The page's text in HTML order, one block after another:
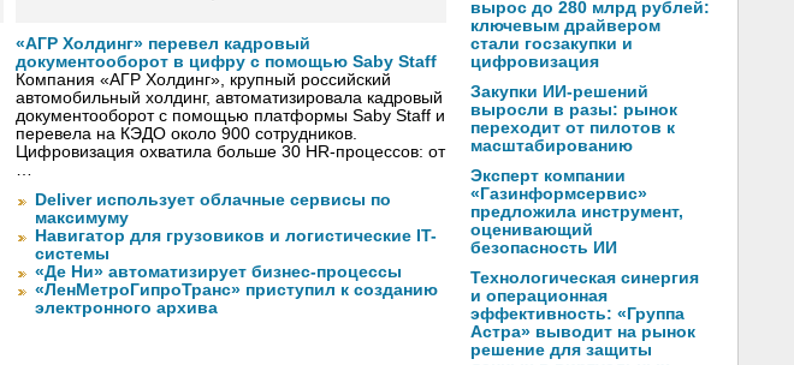
«АГР Холдинг» перевел кадровый
документооборот в цифру с помощью Saby Staff
Компания «АГР Холдинг», крупный российский
автомобильный холдинг, автоматизировала кадровый
документооборот с помощью платформы Saby Staff и
перевела на КЭДО около 900 сотрудников.
Цифровизация охватила больше 30 HR-процессов: от
…
Deliver использует облачные сервисы по
максимуму
Навигатор для грузовиков и логистические IT-
системы
«Де Ни» автоматизирует бизнес-процессы
«ЛенМетроГипроТранс» приступил к созданию
электронного архива
вырос до 280 млрд рублей:
ключевым драйвером
стали госзакупки и
цифровизация
Закупки ИИ-решений
выросли в разы: рынок
переходит от пилотов к
масштабированию
Эксперт компании
«Газинформсервис»
предложила инструмент,
оценивающий
безопасность ИИ
Технологическая синергия
и операционная
эффективность: «Группа
Астра» выводит на рынок
решение для защиты